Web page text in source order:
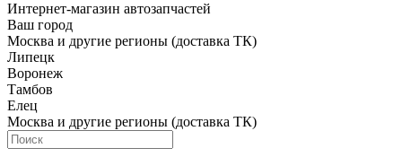
Интернет-магазин автозапчастей
Ваш город
Москва и другие регионы (доставка ТК)
Липецк
Воронеж
Тамбов
Елец
Москва и другие регионы (доставка ТК)